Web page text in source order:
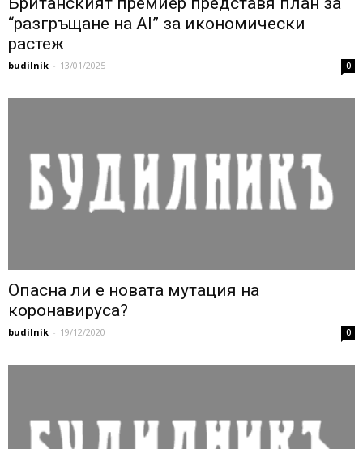
“разгръщане на AI” за икономически
растеж
budilnik - 13/01/2025 0
Опасна ли е новата мутация на
коронавируса?
budilnik - 19/12/2020 0